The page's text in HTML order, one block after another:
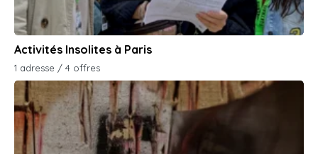
Activités Insolites à Paris
1 adresse / 4 offres